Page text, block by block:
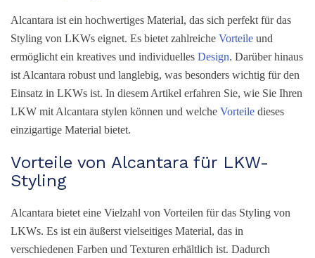
Alcantara ist ein hochwertiges Material, das sich perfekt für das
Styling von LKWs eignet. Es bietet zahlreiche Vorteile und
ermöglicht ein kreatives und individuelles Design. Darüber hinaus
ist Alcantara robust und langlebig, was besonders wichtig für den
Einsatz in LKWs ist. In diesem Artikel erfahren Sie, wie Sie Ihren
LKW mit Alcantara stylen können und welche Vorteile dieses
einzigartige Material bietet.
Vorteile von Alcantara für LKW-
Styling
Alcantara bietet eine Vielzahl von Vorteilen für das Styling von
LKWs. Es ist ein äußerst vielseitiges Material, das in
verschiedenen Farben und Texturen erhältlich ist. Dadurch